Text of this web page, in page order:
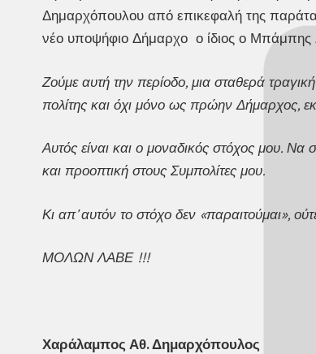
Δημαρχόπουλου από επικεφαλή της
νέο υποψήφιο Δήμαρχο ο ίδιος ο
Ζούμε αυτή την περίοδο, μια σταθερά
πολίτης και όχι μόνο ως πρώην Δήμαρχος,
Αυτός είναι και ο μοναδικός στόχος μου.
και προοπτική στους Συμπολίτες μου.
Κι απ’ αυτόν το στόχο δεν «παραιτούμαι»,
ΜΟΛΩΝ ΛΑΒΕ !!!
Χαράλαμπος Αθ. Δημαρχόπουλος